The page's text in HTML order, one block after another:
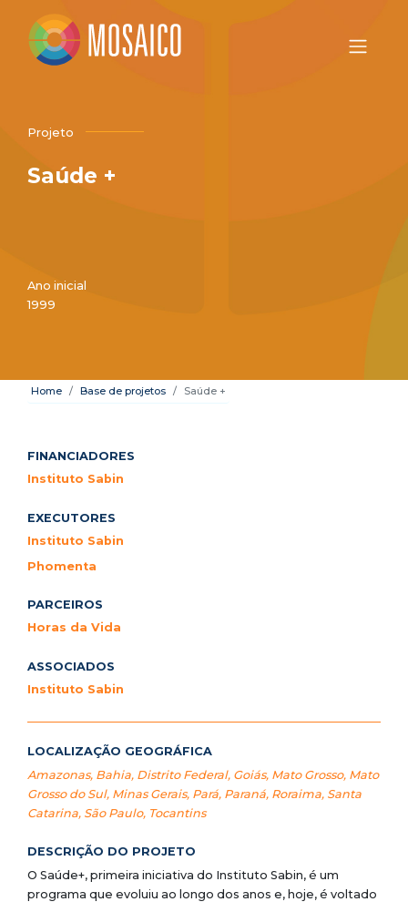
Projeto
Saúde +
Ano inicial
1999
Home Base de projetos Saúde +
FINANCIADORES
Instituto Sabin
EXECUTORES
Instituto Sabin
Phomenta
PARCEIROS
Horas da Vida
ASSOCIADOS
Instituto Sabin
LOCALIZAÇÃO GEOGRÁFICA
Amazonas, Bahia, Distrito Federal, Goiás, Mato Grosso, Mato
Grosso do Sul, Minas Gerais, Pará, Paraná, Roraima, Santa
Catarina, São Paulo, Tocantins
DESCRIÇÃO DO PROJETO
O Saúde+, primeira iniciativa do Instituto Sabin, é um
programa que evoluiu ao longo dos anos e, hoje, é voltado